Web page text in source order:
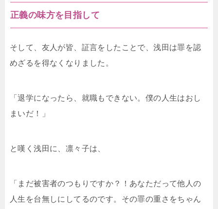
正義の味方を目指して
そして、友人が皆、証言をしたことで、浅田は罪を認
めざるを得なくなりました。
「退学になったら、就職もできない。僕の人生はおし
まいだ！」
と嘆く浅田に、凛々子は、
「まだ被害者のつもりですか？！あなただって他人の
人生を台無しにしてるのです。その罪の重さをちゃん